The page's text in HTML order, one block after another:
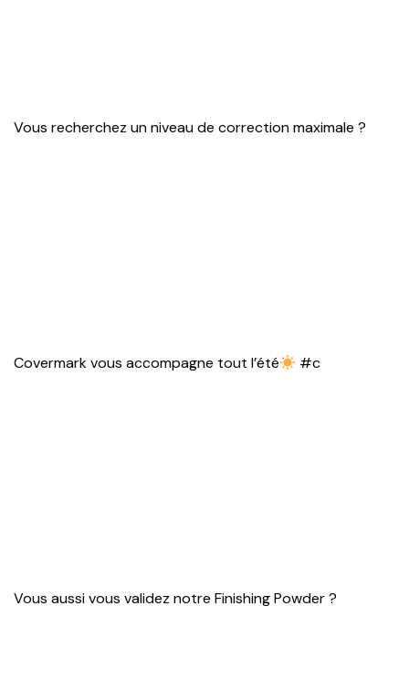
Vous recherchez un niveau de correction maximale ?
Covermark vous accompagne tout l’été #c
Vous aussi vous validez notre Finishing Powder ?